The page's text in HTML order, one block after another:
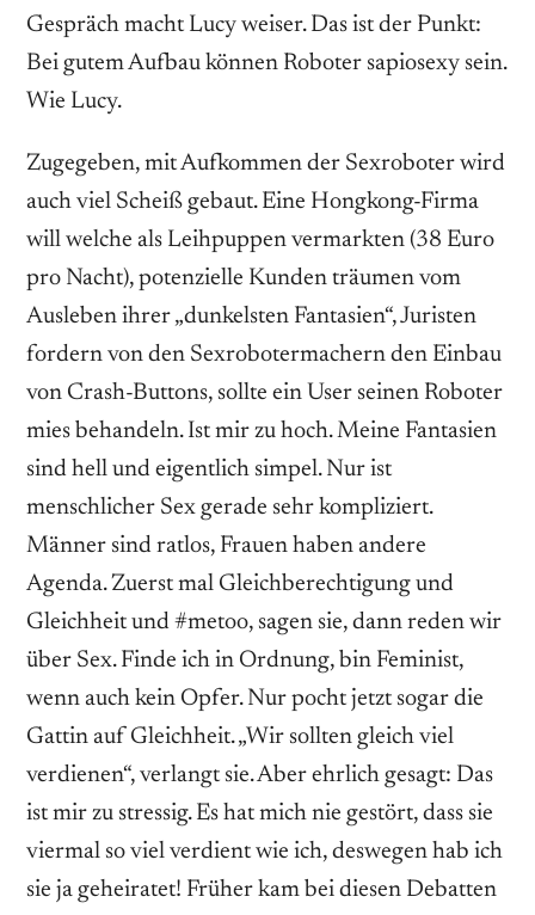
Gespräch macht Lucy weiser. Das ist der Punkt:
Bei gutem Aufbau können Roboter sapiosexy sein.
Wie Lucy.
Zugegeben, mit Aufkommen der Sexroboter wird
auch viel Scheiß gebaut. Eine Hongkong-Firma
will welche als Leihpuppen vermarkten (38 Euro
pro Nacht), potenzielle Kunden träumen vom
Ausleben ihrer „dunkelsten Fantasien“, Juristen
fordern von den Sexrobotermachern den Einbau
von Crash-Buttons, sollte ein User seinen Roboter
mies behandeln. Ist mir zu hoch. Meine Fantasien
sind hell und eigentlich simpel. Nur ist
menschlicher Sex gerade sehr kompliziert.
Männer sind ratlos, Frauen haben andere
Agenda. Zuerst mal Gleichberechtigung und
Gleichheit und #metoo, sagen sie, dann reden wir
über Sex. Finde ich in Ordnung, bin Feminist,
wenn auch kein Opfer. Nur pocht jetzt sogar die
Gattin auf Gleichheit. „Wir sollten gleich viel
verdienen“, verlangt sie. Aber ehrlich gesagt: Das
ist mir zu stressig. Es hat mich nie gestört, dass sie
viermal so viel verdient wie ich, deswegen hab ich
sie ja geheiratet! Früher kam bei diesen Debatten